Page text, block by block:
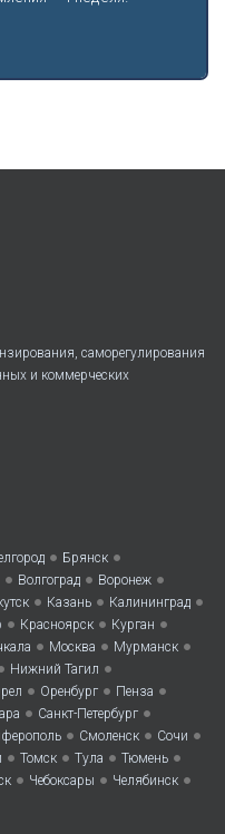
саморегулирования
и коммерческих
• Брянск •
• Волгоград • Воронеж •
• Казань • Калининград •
• Красноярск • Курган •
• Москва • Мурманск •
Нижний Тагил •
• Оренбург • Пенза •
• Санкт-Петербург •
• Смоленск • Сочи •
• Томск • Тула • Тюмень •
• Чебоксары • Челябинск •